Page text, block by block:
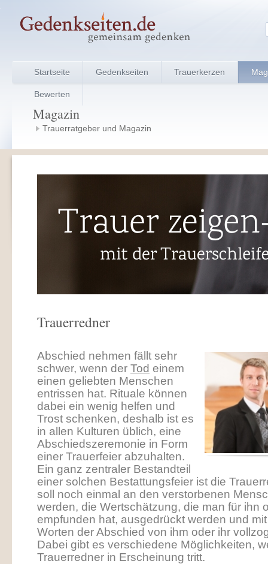
Startseite Gedenkseiten Trauerkerzen
Bewerten
Magazin
Trauerratgeber und Magazin
Trauerredner
Abschied nehmen fällt sehr
schwer, wenn der Tod einem
einen geliebten Menschen
entrissen hat. Rituale können
dabei ein wenig helfen und
Trost schenken, deshalb ist es
in allen Kulturen üblich, eine
Abschiedszeremonie in Form
einer Trauerfeier abzuhalten.
Ein ganz zentraler Bestandteil
einer solchen Bestattungsfeier ist die
soll noch einmal an den verstorbenen
werden, die Wertschätzung, die man für ihn
empfunden hat, ausgedrückt werden und
Worten der Abschied von ihm oder ihr
Dabei gibt es verschiedene Möglichkeiten,
Trauerredner in Erscheinung tritt.